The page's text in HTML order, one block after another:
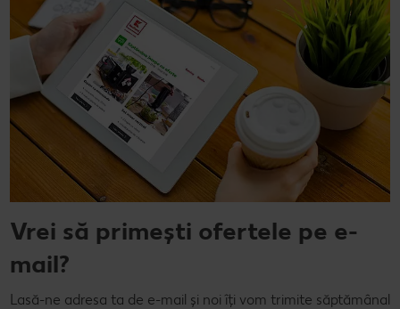
Vrei să primești ofertele pe e-
mail?
Lasă-ne adresa ta de e-mail și noi îți vom trimite săptămânal